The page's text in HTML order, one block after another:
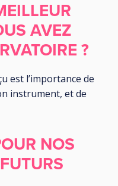
AVEZ
?
est l’importance de
instrument, et de
NOS